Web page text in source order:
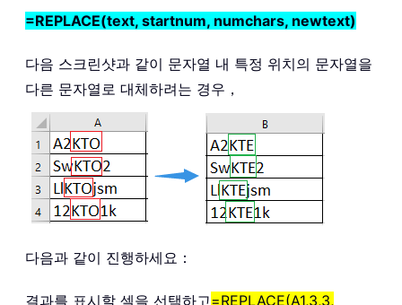
=REPLACE(text, startnum, numchars, newtext)
다음 스크린샷과 같이 문자열 내 특정 위치의 문자열을
다른 문자열로 대체하려는 경우，
다음과 같이 진행하세요：
결과를 표시할 셀을 선택하고=REPLACE(A1,3,3,